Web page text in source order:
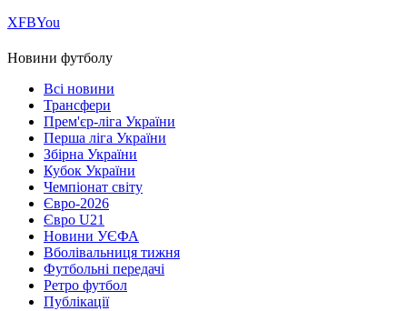
ХFBYou
Новини футболу
Всі новини
Трансфери
Прем'єр-ліга України
Перша ліга України
Збірна України
Кубок України
Чемпіонат світу
Євро-2026
Євро U21
Новини УЄФА
Вболівальниця тижня
Футбольні передачі
Ретро футбол
Публікації